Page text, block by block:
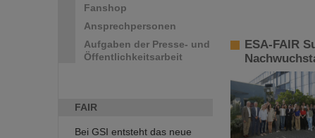
Fanshop
Ansprechpersonen
Aufgaben der Presse- und
Öffentlichkeitsarbeit
FAIR
Bei GSI entsteht das neue
ESA-FAIR